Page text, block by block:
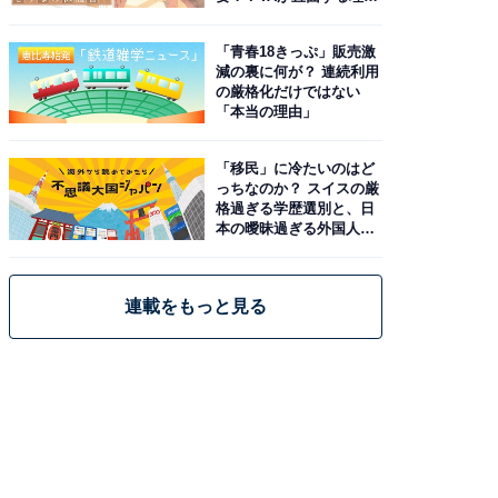
「青春18きっぷ」販売激
減の裏に何が？ 連続利用
の厳格化だけではない
「本当の理由」
「移民」に冷たいのはど
っちなのか？ スイスの厳
格過ぎる学歴選別と、日
本の曖昧過ぎる外国人政
連載をもっと見る